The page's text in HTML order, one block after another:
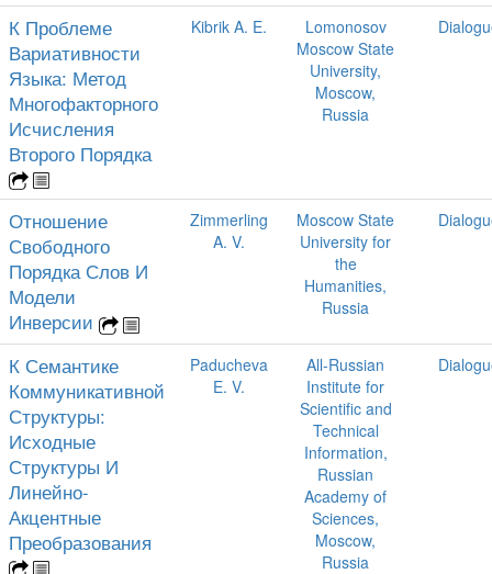
К Проблеме
Вариативности
Языка: Метод
Многофакторного
Исчисления
Второго Порядка
Kibrik A. E.
Lomonosov
Moscow State
University,
Moscow,
Russia
Отношение
Свободного
Порядка Слов И
Модели
Инверсии
Zimmerling
A. V.
Moscow State
University for
the
Humanities,
Russia
К Семантике
Коммуникативной
Структуры:
Исходные
Структуры И
Линейно-
Акцентные
Преобразования
Paducheva
E. V.
All-Russian
Institute for
Scientific and
Technical
Information,
Russian
Academy of
Sciences,
Moscow,
Russia